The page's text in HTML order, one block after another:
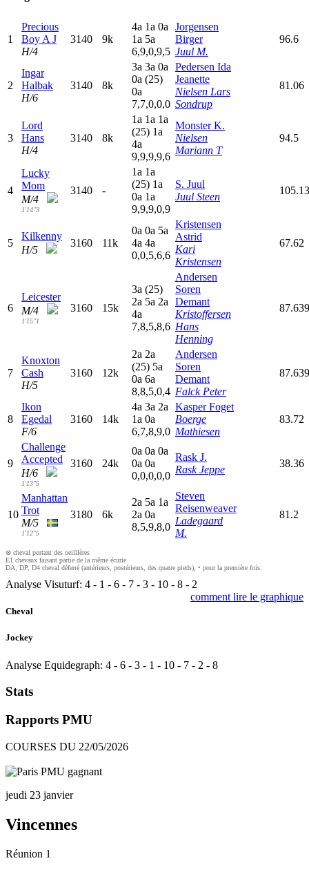
1
Precious
Boy A J
H/4
3140 9k
4a 1a 0a
1a 5a
6,9,0,9,5
Jorgensen
Birger
Juul M.
96.6
2
Ingar
Halbak
H/6
3140 8k
3a 3a 0a
0a (25)
0a
7,7,0,0,0
Pedersen Ida
Jeanette
Nielsen Lars
Sondrup
81.06
3
Lord
Hans
H/4
3140 8k
1a 1a 1a
(25) 1a
4a
9,9,9,9,6
Monster K.
Nielsen
Mariann T
94.5
4
Lucky
Mom
M/4
1'14"3
3140 -
1a 1a
(25) 1a
0a 1a
9,9,9,0,9
S. Juul
Juul Steen
5
Kilkenny
H/5
3160 11k
0a 0a 5a
4a 4a
0,0,5,6,6
Kristensen
Astrid
Kari
Kristensen
67.62
6
Leicester
M/4
1'15"1
3160 15k
3a (25)
2a 5a 2a
4a
7,8,5,8,6
Andersen
Soren
Demant
Kristoffersen
Hans
Henning
7
Knoxton
Cash
H/5
3160 12k
2a 2a
(25) 5a
0a 6a
8,8,5,0,4
Andersen
Soren
Demant
Falck Peter
8
Ikon
Egedal
F/6
3160 14k
4a 3a 2a
1a 0a
6,7,8,9,0
Kasper Foget
Boerge
Mathiesen
83.72
9
Challenge
Accepted
H/6
1'13"5
3160 24k
0a 0a 0a
0a 0a
0,0,0,0,0
Rask J.
Rask Jeppe
38.36
10
Manhattan
Trot
M/5
1'12"5
3180 6k
2a 5a 1a
2a 0a
8,5,9,8,0
Steven
Reisenweaver
Ladegaard
M.
81.2
⊗ cheval portant des oeilllères
E1 chevaux faisant partie de la même écurie
DA, DP, D4 cheval déferré (antérieurs, postérieurs, des quatre pieds), • pour la première fois.
Analyse Visuturf: 4 - 1 - 6 - 7 - 3 - 10 - 8 - 2
comment lire le graphique
Cheval
Jockey
Analyse Equidegraph: 4 - 6 - 3 - 1 - 10 - 7 - 2 - 8
Stats
Rapports PMU
COURSES DU 22/05/2026
jeudi 23 janvier
Vincennes
Réunion 1